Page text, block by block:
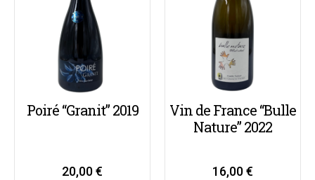
Poiré “Granit” 2019
20,00€
Vin de France “Bulle
Nature” 2022
16,00€